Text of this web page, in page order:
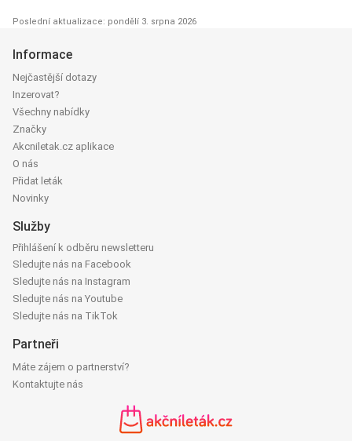
Poslední aktualizace: pondělí 3. srpna 2026
Informace
Nejčastější dotazy
Inzerovat?
Všechny nabídky
Značky
Akcniletak.cz aplikace
O nás
Přidat leták
Novinky
Služby
Přihlášení k odběru newsletteru
Sledujte nás na Facebook
Sledujte nás na Instagram
Sledujte nás na Youtube
Sledujte nás na TikTok
Partneři
Máte zájem o partnerství?
Kontaktujte nás